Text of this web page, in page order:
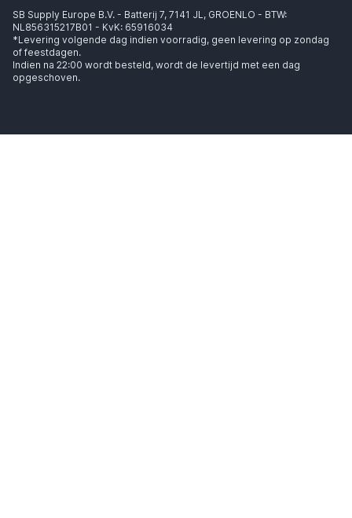
SB Supply Europe B.V. - Batterij 7, 7141 JL, GROENLO - BTW:
NL856315217B01 - KvK: 65916034
*Levering volgende dag indien voorradig, geen levering op zondag
of feestdagen.
Indien na 22:00 wordt besteld, wordt de levertijd met een dag
opgeschoven.